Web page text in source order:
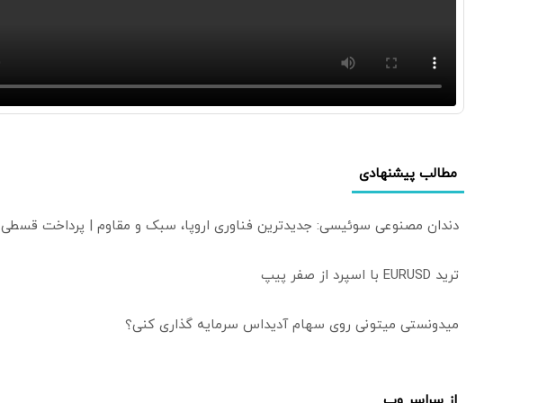
مطالب پیشنهادی
دندان مصنوعی سوئیسی: جدیدترین فناوری اروپا، سبک و مقاوم | پرداخت قسطی
ترید EURUSD با اسپرد از صفر پیپ
میدونستی میتونی روی سهام آدیداس سرمایه گذاری کنی؟